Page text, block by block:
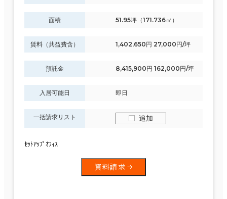
面積 51.95坪（171.736㎡）
賃料（共益費含） 1,402,650円 27,000円/坪
預託金 8,415,900円 162,000円/坪
入居可能日 即日
一括請求リスト 追加
ｾｯﾄｱｯﾌﾟｵﾌｨｽ
資料請求